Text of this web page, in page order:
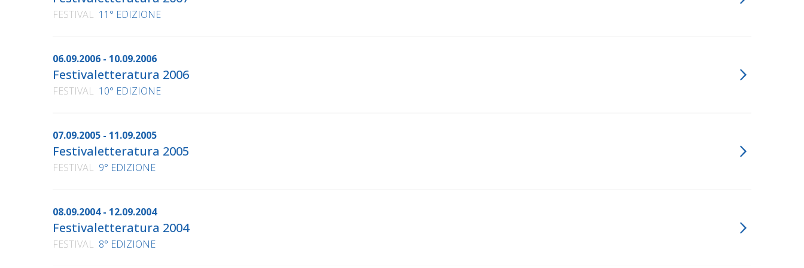
FESTIVAL 11° EDIZIONE
06.09.2006 - 10.09.2006
Festivaletteratura 2006
FESTIVAL 10° EDIZIONE
07.09.2005 - 11.09.2005
Festivaletteratura 2005
FESTIVAL 9° EDIZIONE
08.09.2004 - 12.09.2004
Festivaletteratura 2004
FESTIVAL 8° EDIZIONE